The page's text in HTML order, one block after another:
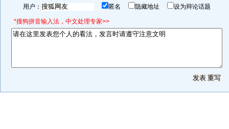
用户： 匿名 隐藏地址 设为辩论话题
*搜狗拼音输入法，中文处理专家>>